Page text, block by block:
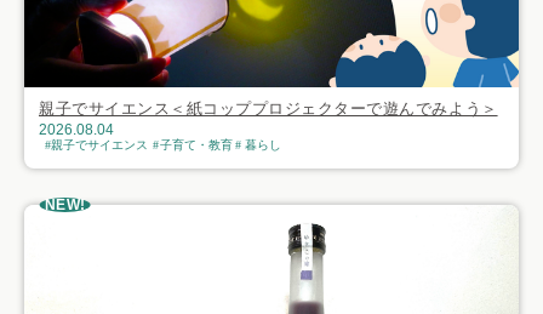
親子でサイエンス＜紙コッププロジェクターで遊んでみよう＞
2026.08.04
親子でサイエンス 子育て・教育 暮らし
NEW!